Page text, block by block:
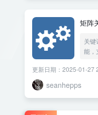
矩阵
关键
能，
更新日期：2025-01-27
seanhepps